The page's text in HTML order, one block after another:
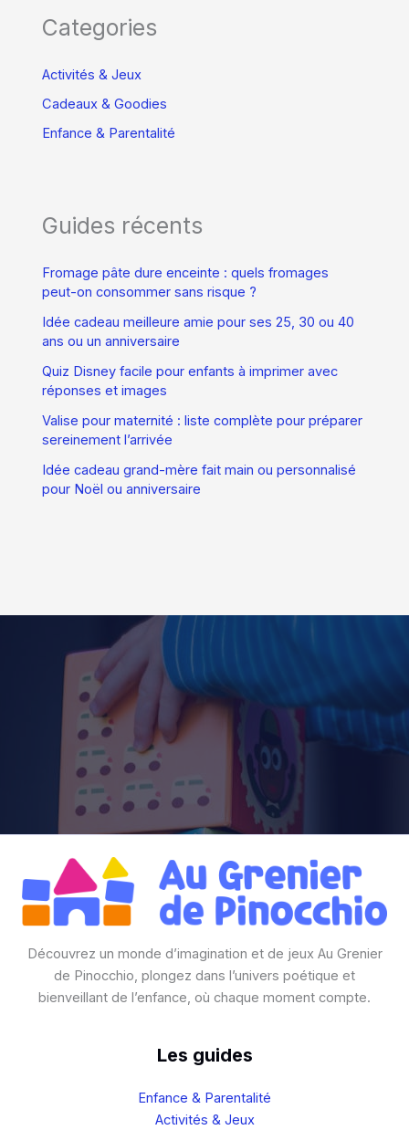
Categories
Activités & Jeux
Cadeaux & Goodies
Enfance & Parentalité
Guides récents
Fromage pâte dure enceinte : quels fromages
peut-on consommer sans risque ?
Idée cadeau meilleure amie pour ses 25, 30 ou 40
ans ou un anniversaire
Quiz Disney facile pour enfants à imprimer avec
réponses et images
Valise pour maternité : liste complète pour préparer
sereinement l’arrivée
Idée cadeau grand-mère fait main ou personnalisé
pour Noël ou anniversaire
Découvrez un monde d’imagination et de jeux Au Grenier
de Pinocchio, plongez dans l’univers poétique et
bienveillant de l’enfance, où chaque moment compte.
Les guides
Enfance & Parentalité
Activités & Jeux